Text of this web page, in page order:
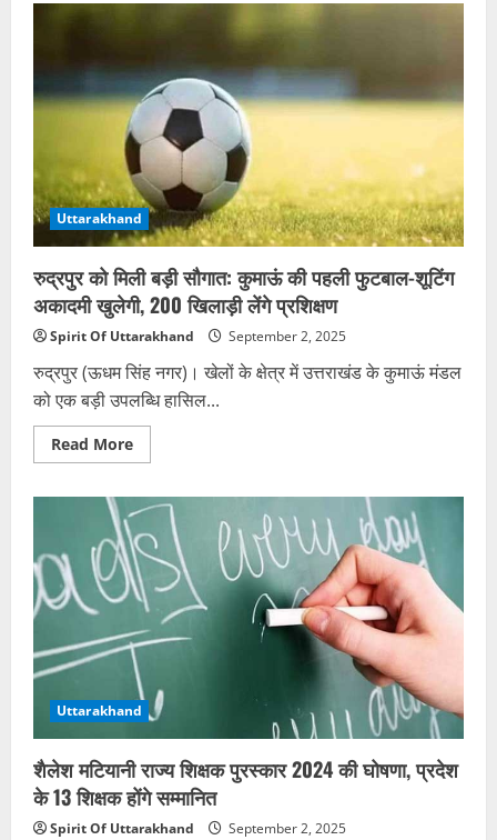
में
बनते
थे
अवैध
हथियार,
भोपाल
के
‘मछली
गिरोह’
से
निकला
कनेक्शन,
पीढ़ियों
से
चल
रहा
था
Uttarakhand
रुद्रपुर को मिली बड़ी सौगात: कुमाऊं की पहली फुटबाल-शूटिंग
अकादमी खुलेगी, 200 खिलाड़ी लेंगे प्रशिक्षण
Spirit Of Uttarakhand September 2, 2025
रुद्रपुर (ऊधम सिंह नगर)। खेलों के क्षेत्र में उत्तराखंड के कुमाऊं मंडल
को एक बड़ी उपलब्धि हासिल...
Read MoreRead
more
को
मिली
बड़ी
सौगात:
कुमाऊं
की
पहली
फुटबाल-
शूटिंग
अकादमी
खुलेगी,
200
खिलाड़ी
लेंगे
प्रशिक्षण
Uttarakhand
शैलेश मटियानी राज्य शिक्षक पुरस्कार 2024 की घोषणा, प्रदेश
के 13 शिक्षक होंगे सम्मानित
Spirit Of Uttarakhand September 2, 2025